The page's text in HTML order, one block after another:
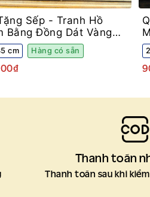
Sếp - Tranh Hồ
Bằng Đồng Dát Vàng
Gỗ Sồi Để Bàn
cm Hàng có sẵn
Thanh toán
Thanh toán sau khi